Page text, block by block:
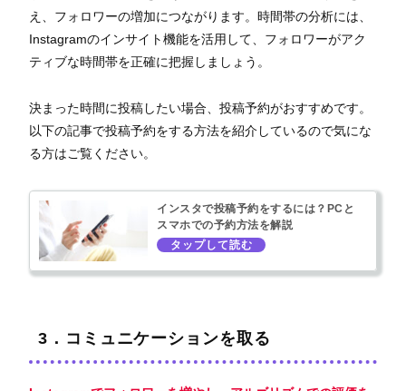
え、フォロワーの増加につながります。時間帯の分析には、
Instagramのインサイト機能を活用して、フォロワーがアク
ティブな時間帯を正確に把握しましょう。
決まった時間に投稿したい場合、投稿予約がおすすめです。
以下の記事で投稿予約をする方法を紹介しているので気にな
る方はご覧ください。
インスタで投稿予約をするには？PCと
スマホでの予約方法を解説
3．コミュニケーションを取る